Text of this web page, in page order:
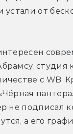
от
студия
с WB.
не подписал
а его